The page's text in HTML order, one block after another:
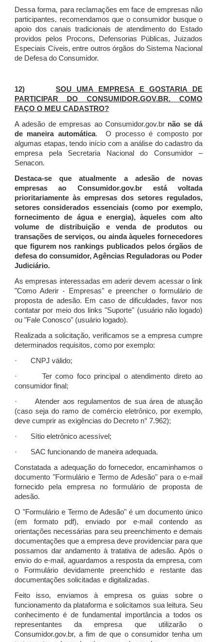
Dessa forma, para reclamações em face de empresas não
participantes, recomendamos que o consumidor busque o
apoio dos canais tradicionais de atendimento do Estado
providos pelos Procons, Defensorias Públicas, Juizados
Especiais Cíveis, entre outros órgãos do Sistema Nacional
de Defesa do Consumidor.
12) SOU UMA EMPRESA E GOSTARIA DE
PARTICIPAR DO CONSUMIDOR.GOV.BR. COMO
FAÇO O MEU CADASTRO?
A adesão de empresas ao Consumidor.gov.br não se dá
de maneira automática. O processo é composto por
algumas etapas, tendo início com a análise do cadastro da
empresa pela Secretaria Nacional do Consumidor –
Senacon.
Destaca-se que atualmente a adesão de novas
empresas ao Consumidor.gov.br está voltada
prioritariamente às empresas dos setores regulados,
setores considerados essenciais (como por exemplo,
fornecimento de água e energia), àqueles com alto
volume de distribuição e venda de produtos ou
transações de serviços, ou ainda àqueles fornecedores
que figurem nos rankings publicados pelos órgãos de
defesa do consumidor, Agências Reguladoras ou Poder
Judiciário.
As empresas interessadas em aderir devem acessar o link
"Como Aderir - Empresas" e preencher o formulário de
proposta de adesão. Em caso de dificuldades, favor nos
contatar por meio dos links "Suporte" (usuário não logado)
ou "Fale Conosco" (usuário logado).
Realizada a solicitação, verificamos se a empresa cumpre
determinados requisitos, como por exemplo:
· CNPJ válido;
· Ter como foco principal o atendimento direto ao
consumidor final;
· Atender aos regulamentos de sua área de atuação
(caso seja do ramo de comércio eletrônico, por exemplo,
deve cumprir as exigências do Decreto n° 7.962);
· Sítio eletrônico acessível;
· SAC funcionando de maneira adequada.
Constatada a adequação do fornecedor, encaminhamos o
documento "Formulário e Termo de Adesão" para o e-mail
fornecido pela empresa no formulário de proposta de
adesão.
O "Formulário e Termo de Adesão" é um documento único
(em formato pdf), enviado por e-mail contendo as
orientações necessárias para seu preenchimento e demais
documentações que a empresa deve providenciar para que
possamos dar andamento à tratativa de adesão. Após o
envio do e-mail, aguardamos a resposta da empresa, com
o Formulário devidamente preenchido e restante das
documentações solicitadas e digitalizadas.
Feito isso, enviamos à empresa os guias sobre o
funcionamento da plataforma e solicitamos sua leitura. Seu
conhecimento é de fundamental importância a todos os
representantes da empresa que utilizarão o
Consumidor.gov.br, a fim de que o consumidor tenha um